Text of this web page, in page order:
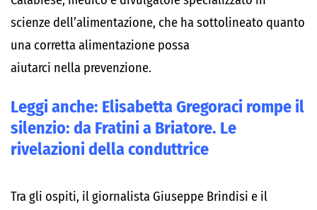
scienze dell’alimentazione, che ha sottolineato quanto
una corretta alimentazione possa
aiutarci nella prevenzione.
Leggi anche: Elisabetta Gregoraci rompe il
silenzio: da Fratini a Briatore. Le
rivelazioni della conduttrice
Tra gli ospiti, il giornalista Giuseppe Brindisi e il